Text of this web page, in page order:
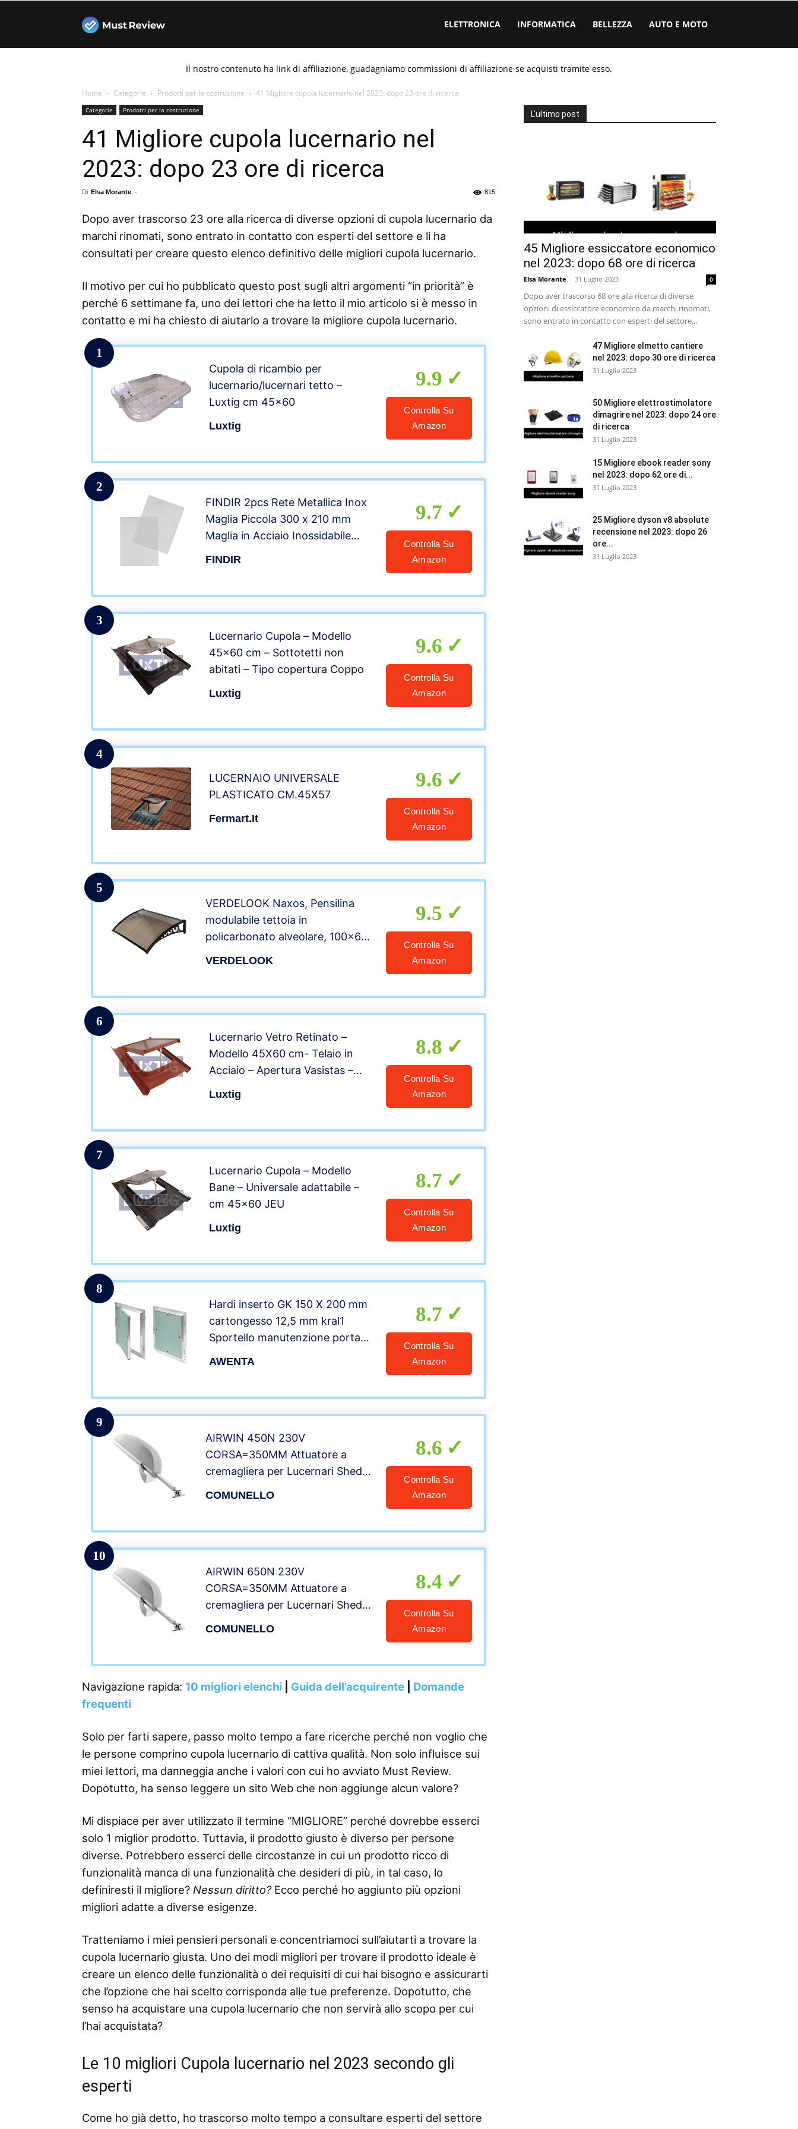
Must
Review
ELETTRONICA INFORMATICA BELLEZZA AUTO E MOTO
Il nostro contenuto ha link di affiliazione, guadagniamo commissioni di affiliazione se acquisti tramite esso.
Home Categorie Prodotti per la costruzione 41 Migliore cupola lucernario nel 2023: dopo 23 ore di ricerca
Categorie Prodotti per la costruzione
41 Migliore cupola lucernario nel
2023: dopo 23 ore di ricerca
Di Elsa Morante - 815
Dopo aver trascorso 23 ore alla ricerca di diverse opzioni di cupola lucernario da
marchi rinomati, sono entrato in contatto con esperti del settore e li ha
consultati per creare questo elenco definitivo delle migliori cupola lucernario.
Il motivo per cui ho pubblicato questo post sugli altri argomenti “in priorità” è
perché 6 settimane fa, uno dei lettori che ha letto il mio articolo si è messo in
contatto e mi ha chiesto di aiutarlo a trovare la migliore cupola lucernario.
1
Cupola di ricambio per
lucernario/lucernari tetto –
Luxtig cm 45×60
Luxtig
9.9
Controlla Su
Amazon
2
FINDIR 2pcs Rete Metallica Inox
Maglia Piccola 300 x 210 mm
Maglia in Acciaio Inossidabile
FINDIR
9.7
Controlla Su
Amazon
3
Lucernario Cupola – Modello
45×60 cm – Sottotetti non
abitati – Tipo copertura Coppo
Luxtig
9.6
Controlla Su
Amazon
4
LUCERNAIO UNIVERSALE
PLASTICATO CM.45X57
Fermart.it
9.6
Controlla Su
Amazon
5
VERDELOOK Naxos, Pensilina
modulabile tettoia in
policarbonato alveolare, 100×60
VERDELOOK
9.5
Controlla Su
Amazon
6
Lucernario Vetro Retinato –
Modello 45X60 cm- Telaio in
Acciaio – Apertura Vasistas –
Mattone)
Luxtig
8.8
Controlla Su
Amazon
7
Lucernario Cupola – Modello
Bane – Universale adattabile –
cm 45×60 JEU
Luxtig
8.7
Controlla Su
Amazon
8
Hardi inserto GK 150 X 200 mm
cartongesso 12,5 mm kral1
Sportello manutenzione porta
AWENTA
8.7
Controlla Su
Amazon
9
AIRWIN 450N 230V
CORSA=350MM Attuatore a
cremagliera per Lucernari Shed
COMUNELLO
8.6
Controlla Su
Amazon
10
AIRWIN 650N 230V
CORSA=350MM Attuatore a
cremagliera per Lucernari Shed
COMUNELLO
8.4
Controlla Su
Amazon
Navigazione rapida: 10 migliori elenchi Guida dell’acquirente
Domande
frequenti
Solo per farti sapere, passo molto tempo a fare ricerche perché non voglio che
le persone comprino cupola lucernario di cattiva qualità. Non solo influisce sui
miei lettori, ma danneggia anche i valori con cui ho avviato Must Review.
Dopotutto, ha senso leggere un sito Web che non aggiunge alcun valore?
Mi dispiace per aver utilizzato il termine “MIGLIORE” perché dovrebbe esserci
solo 1 miglior prodotto. Tuttavia, il prodotto giusto è diverso per persone
diverse. Potrebbero esserci delle circostanze in cui un prodotto ricco di
funzionalità manca di una funzionalità che desideri di più, in tal caso, lo
definiresti il ​​migliore? Nessun diritto?Ecco perché ho aggiunto più opzioni
migliori adatte a diverse esigenze.
Tratteniamo i miei pensieri personali e concentriamoci sull’aiutarti a trovare la
cupola lucernario giusta. Uno dei modi migliori per trovare il prodotto ideale è
creare un elenco delle funzionalità o dei requisiti di cui hai bisogno e assicurarti
che l’opzione che hai scelto corrisponda alle tue preferenze. Dopotutto, che
senso ha acquistare una cupola lucernario che non servirà allo scopo per cui
l’hai acquistata?
Le 10 migliori Cupola lucernario nel 2023 secondo gli
esperti
Come ho già detto, ho trascorso molto tempo a consultare esperti del settore
L'ultimo post
45 Migliore essiccatore economico
nel 2023: dopo 68 ore di ricerca
Elsa Morante - 31 Luglio 2023 0
Dopo aver trascorso 68 ore alla ricerca di diverse
opzioni di essiccatore economico da marchi rinomati,
sono entrato in contatto con esperti del settore...
47 Migliore elmetto cantiere
nel 2023: dopo 30 ore di ricerca
31 Luglio 2023
50 Migliore elettrostimolatore
dimagrire nel 2023: dopo 24 ore
di ricerca
31 Luglio 2023
15 Migliore ebook reader sony
nel 2023: dopo 62 ore di...
31 Luglio 2023
25 Migliore dyson v8 absolute
recensione nel 2023: dopo 26
ore...
31 Luglio 2023